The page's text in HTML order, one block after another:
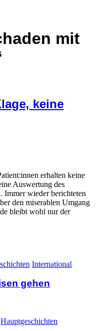
mit
keine
erhalten keine
Auswertung des
Immer wieder berichteten
den miserablen Umgang
bleibt wohl nur der
International
gehen
Hauptgeschichten